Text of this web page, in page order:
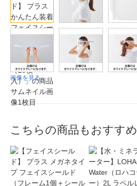
画像を見る
こちらの商品もおすすめ